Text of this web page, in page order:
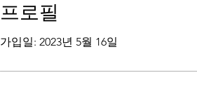
프로필
가입일: 2023년 5월 16일